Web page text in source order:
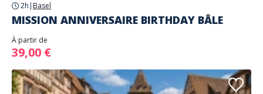
2h | Basel
MISSION ANNIVERSAIRE BIRTHDAY BÂLE
À partir de
39,00 €